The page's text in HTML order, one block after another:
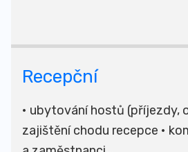
Recepční
• ubytování hostů (příjezdy,
zajištění chodu recepce •